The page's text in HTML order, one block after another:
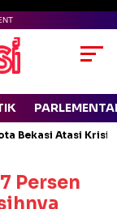
Bekasi Atasi
Persen